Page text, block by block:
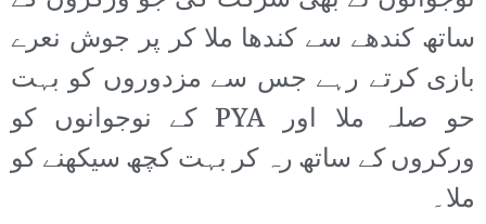
ساتھ کندھے سے کندھا ملا کر پر جوش نعرے
بازی کرتے رہے جس سے مزدوروں کو بہت
حو صلہ ملا اور PYA کے نوجوانوں کو
ورکروں کے ساتھ رہ کر بہت کچھ سیکھنے کو
ملا۔